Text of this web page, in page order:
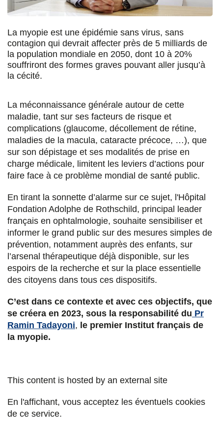
s
u
r
F
e
b
o
o
k
s
u
r
T
t
t
e
r
s
u
r
L
k
e
d
i
n
p
a
r
E
i
l
La myopie est une épidémie sans virus, sans
contagion qui devrait affecter près de 5 milliards de
la population mondiale en 2050, dont 10 à 20%
souffriront des formes graves pouvant aller jusqu’à
la cécité.
La méconnaissance générale autour de cette
maladie, tant sur ses facteurs de risque et
complications (glaucome, décollement de rétine,
maladies de la macula, cataracte précoce, …), que
sur son dépistage et ses modalités de prise en
charge médicale, limitent les leviers d’actions pour
faire face à ce problème mondial de santé public.
En tirant la sonnette d’alarme sur ce sujet, l'Hôpital
Fondation Adolphe de Rothschild, principal leader
français en ophtalmologie, souhaite sensibiliser et
informer le grand public sur des mesures simples de
prévention, notamment auprès des enfants, sur
l’arsenal thérapeutique déjà disponible, sur les
espoirs de la recherche et sur la place essentielle
des citoyens dans tous ces dispositifs.
C’est dans ce contexte et avec ces objectifs, que
se créera en 2023, sous la responsabilité du Pr
Ramin Tadayoni, le premier Institut français de
la myopie.
This content is hosted by an external site
En l'affichant, vous acceptez les éventuels cookies
de ce service.